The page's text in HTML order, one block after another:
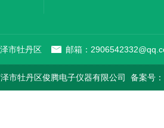
市牡丹区 邮箱：
市牡丹区俊腾电子仪器有限公司 备案号